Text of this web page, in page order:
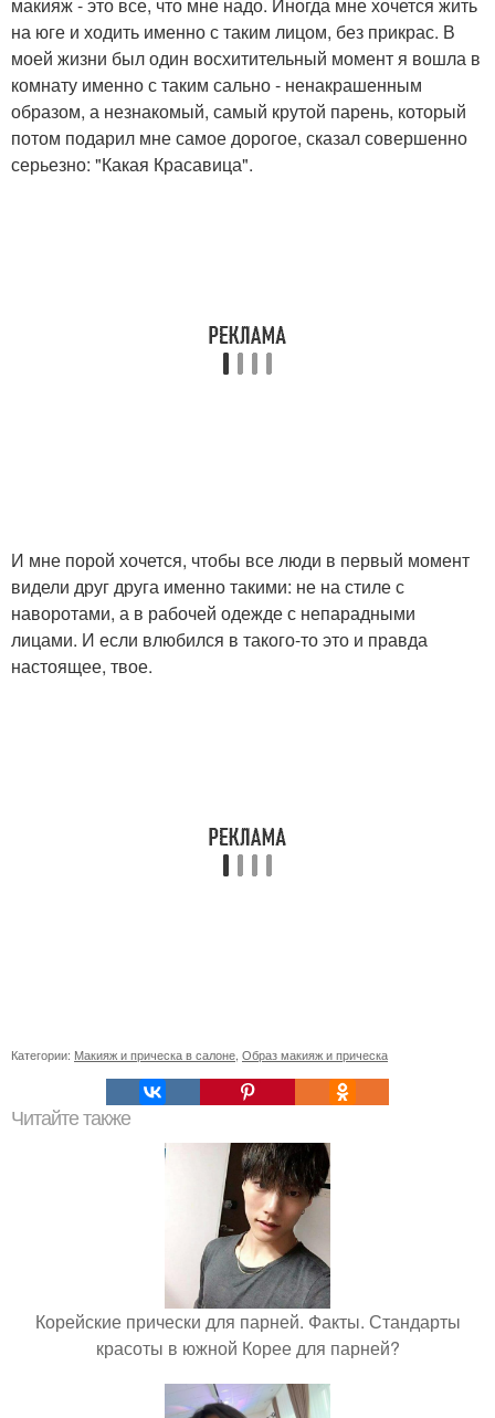
на юге и ходить именно с таким лицом, без прикрас. В
моей жизни был один восхитительный момент я вошла в
комнату именно с таким сально - ненакрашенным
образом, а незнакомый, самый крутой парень, который
потом подарил мне самое дорогое, сказал совершенно
серьезно: "Какая Красавица".
И мне порой хочется, чтобы все люди в первый момент
видели друг друга именно такими: не на стиле с
наворотами, а в рабочей одежде с непарадными
лицами. И если влюбился в такого-то это и правда
настоящее, твое.
Категории: Макияж и прическа в салоне Образ макияж и прическа
Читайте также
Корейские прически для парней. Факты. Стандарты
красоты в южной Корее для парней?